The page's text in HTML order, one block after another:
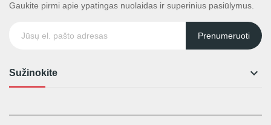
Gaukite pirmi apie ypatingas nuolaidas ir superinius pasiūlymus.
Prenumeruoti
Sužinokite 